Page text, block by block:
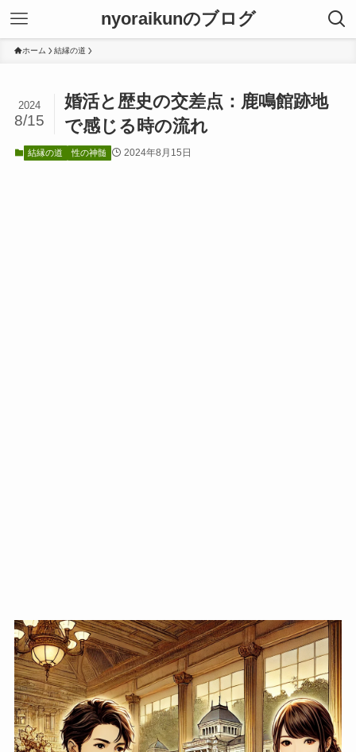
nyoraikunのブログ
ホーム 結縁の道
婚活と歴史の交差点：鹿鳴館跡地
で感じる時の流れ
2024
8/15
結縁の道 性の神髄 2024年8月15日